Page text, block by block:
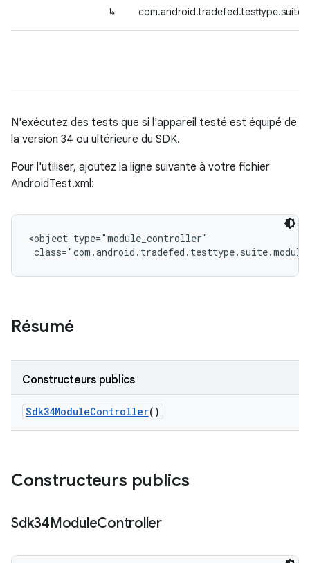
↳
N'exécutez des tests que si l'appareil testé est équipé de
la version 34 ou ultérieure du SDK.
Pour l'utiliser, ajoutez la ligne suivante à votre fichier
AndroidTest.xml:
<object type="module_controller"
Résumé
Constructeurs publics
Sdk34ModuleController()
Constructeurs publics
Sdk34ModuleController